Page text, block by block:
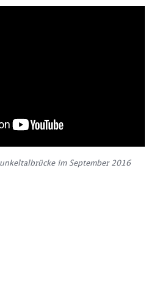
Zustimmung,
(Google Maps) zur
im September 2016